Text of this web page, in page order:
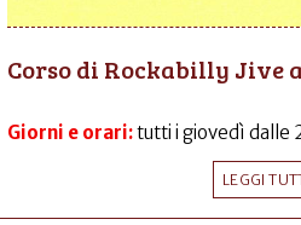
Corso di Rockabilly Jive
Giorni e orari:tutti i giovedì dalle
LEGGI